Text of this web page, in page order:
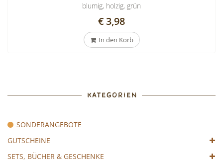
blumig, holzig, grün
€ 3,98
In den Korb
KATEGORIEN
SONDERANGEBOTE
GUTSCHEINE
SETS, BÜCHER & GESCHENKE